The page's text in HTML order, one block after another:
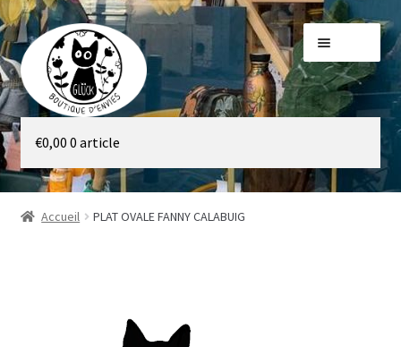
Aller
à
la
navigation
Aller
au
contenu
Galerie
Boutique
€0,00 0 article
Accueil PLAT OVALE FANNY CALABUIG